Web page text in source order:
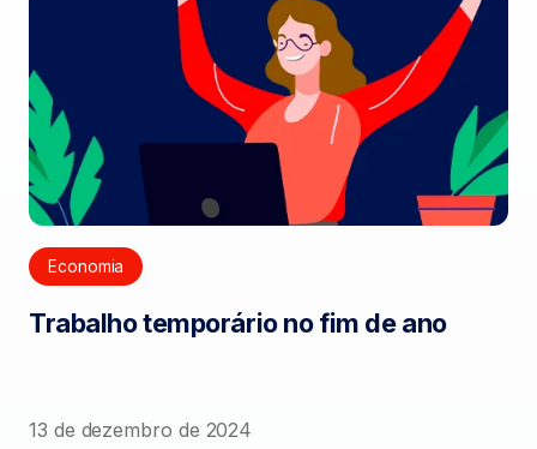
Economia
Trabalho temporário no fim de ano
13 de dezembro de 2024